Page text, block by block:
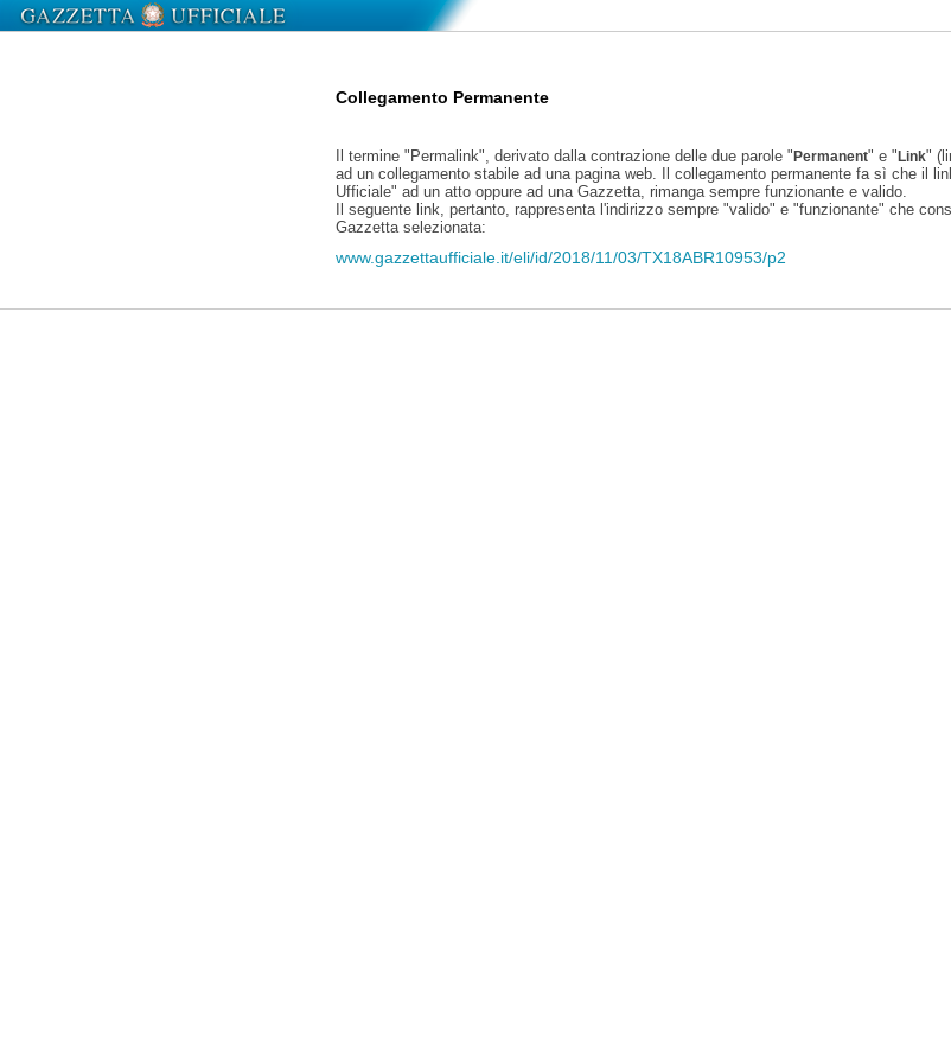
Collegamento Permanente
Il termine "Permalink", derivato dalla contrazione delle due parole "Permanent" e "Link"
ad un collegamento stabile ad una pagina web. Il collegamento permanente fa sì che il
Ufficiale" ad un atto oppure ad una Gazzetta, rimanga sempre funzionante e valido.
Il seguente link, pertanto, rappresenta l'indirizzo sempre "valido" e "funzionante" che
Gazzetta selezionata:
www.gazzettaufficiale.it/eli/id/2018/11/03/TX18ABR10953/p2